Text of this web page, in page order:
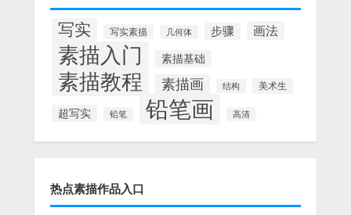
写实 写实素描 几何体 步骤 画法
素描入门 素描基础
素描教程 素描画 结构 美术生
超写实 铅笔 铅笔画 高清
热点素描作品入口